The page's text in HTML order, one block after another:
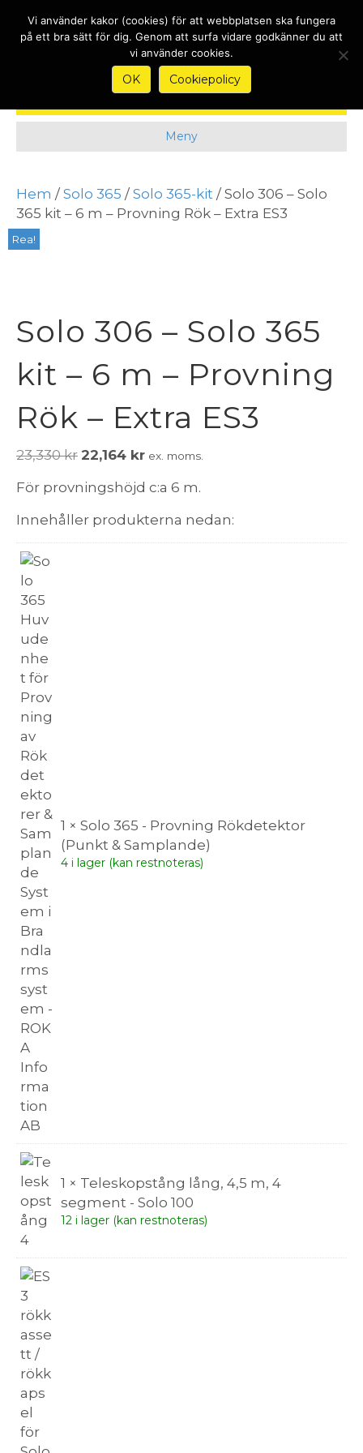
Meny
Hem / Solo 365 / Solo 365-kit / Solo 306 – Solo
365 kit – 6 m – Provning Rök – Extra ES3
Rea!
Solo 306 – Solo 365
kit – 6 m – Provning
Rök – Extra ES3
23,330kr Det
priset
23,330 kr.
22,164 krDet
priset
är:
ex. moms.
För provningshöjd c:a 6 m.
Innehåller produkterna nedan:
1 × Solo 365 - Provning Rökdetektor
(Punkt & Samplande)
4 i lager (kan restnoteras)
1 × Teleskopstång lång, 4,5 m, 4
segment - Solo 100
12 i lager (kan restnoteras)
Vi använder kakor (cookies) för att webbplatsen ska fungera
på ett bra sätt för dig. Genom att surfa vidare godkänner du att
vi använder cookies.
OK Cookiepolicy